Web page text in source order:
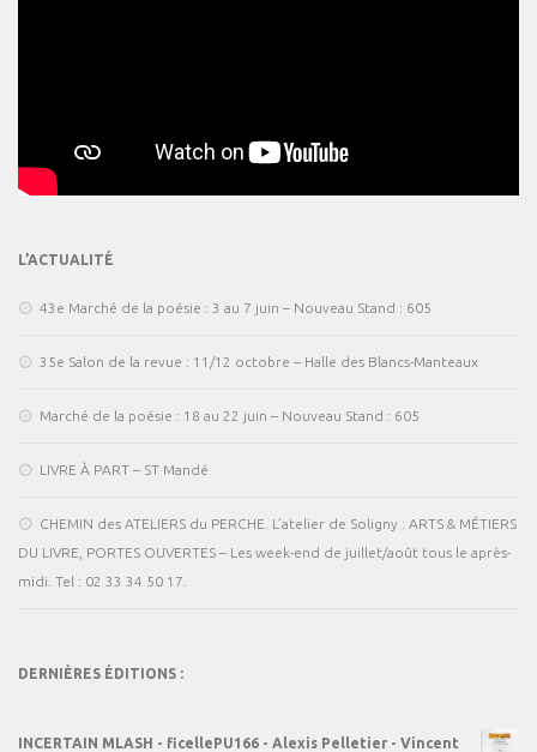
L’ACTUALITÉ
43e Marché de la poésie : 3 au 7 juin – Nouveau Stand : 605
35e Salon de la revue : 11/12 octobre – Halle des Blancs-Manteaux
Marché de la poésie : 18 au 22 juin – Nouveau Stand : 605
LIVRE À PART – ST Mandé
CHEMIN des ATELIERS du PERCHE. L’atelier de Soligny : ARTS & MÉTIERS
DU LIVRE, PORTES OUVERTES – Les week-end de juillet/août tous le après-
midi. Tel : 02 33 34 50 17.
DERNIÈRES ÉDITIONS :
INCERTAIN MLASH - ficellePU166 - Alexis Pelletier - Vincent